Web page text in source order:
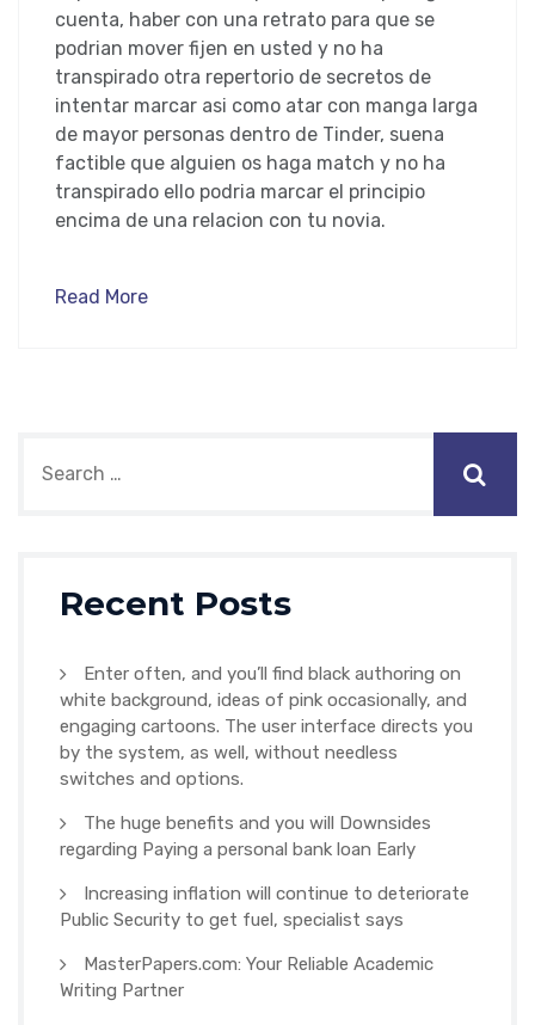
cuenta, haber con una retrato para que se
podri­an mover fijen en usted y no ha
transpirado otra repertorio de secretos de
intentar marcar asi­ como atar con manga larga
de mayor personas dentro de Tinder, suena
factible que alguien os haga match y no ha
transpirado ello podria marcar el principio
encima de una relacion con tu novia.
Read More
Recent Posts
Enter often, and you’ll find black authoring on
white background, ideas of pink occasionally, and
engaging cartoons. The user interface directs you
by the system, as well, without needless
switches and options.
The huge benefits and you will Downsides
regarding Paying a personal bank loan Early
Increasing inflation will continue to deteriorate
Public Security to get fuel, specialist says
MasterPapers.com: Your Reliable Academic
Writing Partner